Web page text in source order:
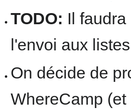
TODO: Il
l'envoi aux
On décide de
WhereCamp